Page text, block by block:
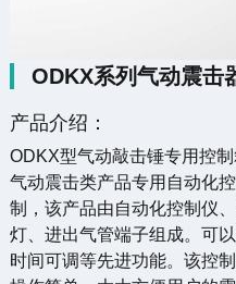
ODKX系列气动震击
产品介绍：
ODKX型气动敲击锤专用控
气动震击类产品专用自动化
制，该产品由自动化控制仪
灯、进出气管端子组成。可
时间可调等先进功能。该控